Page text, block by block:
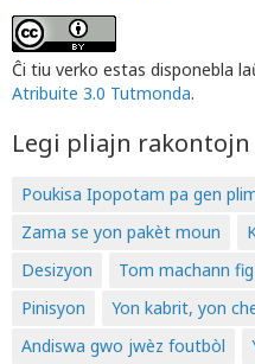
Ĉi tiu verko estas disponebla
Atribuite 3.0 Tutmonda.
Legi pliajn rakontojn
Poukisa Ipopotam pa gen
Zama se yon pakèt moun
Desizyon
Tom machann
Pinisyon
Yon kabrit, yon
Andiswa gwo jwèz foutbòl